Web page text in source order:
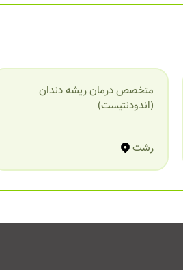
متخصص درمان ریشه دندان
(اندودنتیست)
رشت